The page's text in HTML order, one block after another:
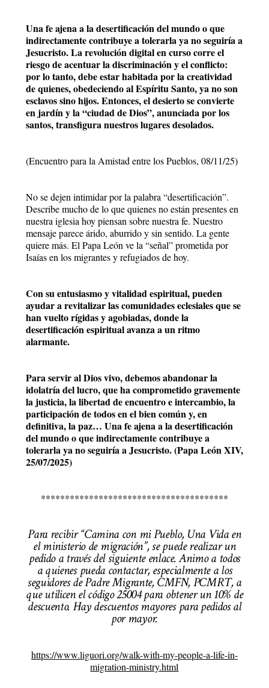
Una fe ajena a la desertificación del mundo o que
indirectamente contribuye a tolerarla ya no seguiría a
Jesucristo. La revolución digital en curso corre el
riesgo de acentuar la discriminación y el conflicto:
por lo tanto, debe estar habitada por la creatividad
de quienes, obedeciendo al Espíritu Santo, ya no son
esclavos sino hijos. Entonces, el desierto se convierte
en jardín y la “ciudad de Dios”, anunciada por los
santos, transfigura nuestros lugares desolados.
(Encuentro para la Amistad entre los Pueblos, 08/11/25)
No se dejen intimidar por la palabra “desertificación”.
Describe mucho de lo que quienes no están presentes en
nuestra iglesia hoy piensan sobre nuestra fe. Nuestro
mensaje parece árido, aburrido y sin sentido. La gente
quiere más. El Papa León ve la “señal” prometida por
Isaías en los migrantes y refugiados de hoy.
Con su entusiasmo y vitalidad espiritual, pueden
ayudar a revitalizar las comunidades eclesiales que se
han vuelto rígidas y agobiadas, donde la
desertificación espiritual avanza a un ritmo
alarmante.
Para servir al Dios vivo, debemos abandonar la
idolatría del lucro, que ha comprometido gravemente
la justicia, la libertad de encuentro e intercambio, la
participación de todos en el bien común y, en
definitiva, la paz… Una fe ajena a la desertificación
del mundo o que indirectamente contribuye a
tolerarla ya no seguiría a Jesucristo. (Papa León XIV,
25/07/2025)
***************************************
Para recibir “Camina con mi Pueblo, Una Vida en
el ministerio de migración”, se puede realizar un
pedido a través del siguiente enlace. Animo a todos
a quienes pueda contactar, especialmente a los
seguidores de Padre Migrante, CMFN, PCMRT, a
que utilicen el código 25004 para obtener un 10% de
descuento. Hay descuentos mayores para pedidos al
por mayor.
https://www.liguori.org/walk-with-my-people-a-life-in-
migration-ministry.html